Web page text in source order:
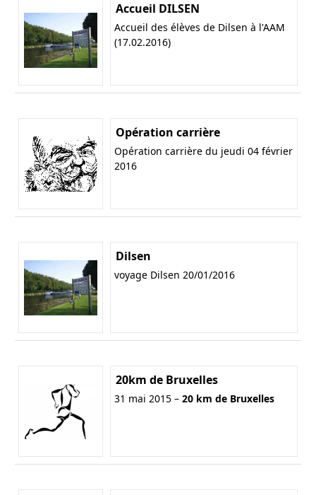
Accueil DILSEN
Accueil des élèves de Dilsen à l'AAM
(17.02.2016)
Opération carrière
Opération carrière du jeudi 04 février
2016
Dilsen
voyage Dilsen 20/01/2016
20km de Bruxelles
31 mai 2015 – 20 km de Bruxelles